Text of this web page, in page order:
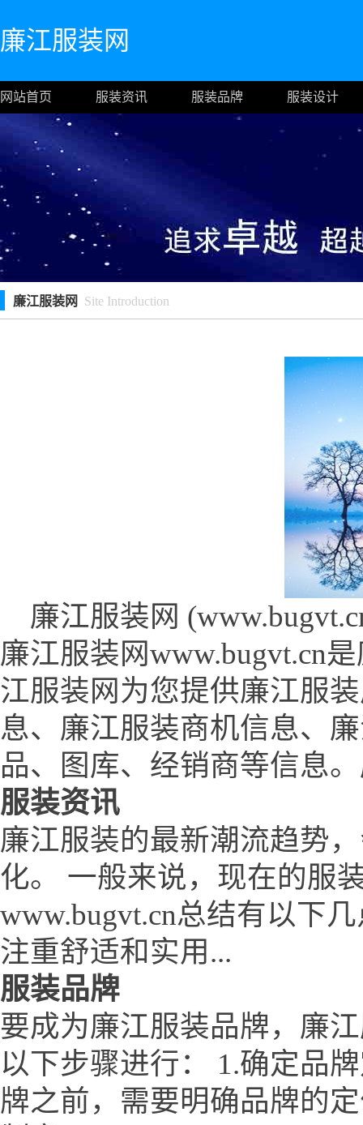
廉江服装网
网站首页 服装资讯 服装品牌 服装设计
廉江服装网 Site Introduction
廉江服装网
廉江服装网www.bugvt.cn
江服装网为您提供廉江服
息、廉江服装商机信息、
品、图库、经销商等信息
服装资讯
廉江服装的最新潮流趋势
化。 一般来说，现在的服
www.bugvt.cn总结有以下
注重舒适和实用...
服装品牌
要成为廉江服装品牌，廉
以下步骤进行： 1.确定品
牌之前，需要明确品牌的